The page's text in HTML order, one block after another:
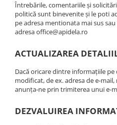
Întrebările, comentariile și
politică sunt binevenite și le poti
pe adresa mentionata mai sus
adresa office@apidela.ro
ACTUALIZAREA
Dacă oricare dintre informațiile pe
modificat, de ex. adresa de e-
anunța-ne prin trimiterea unui e-
DEZVALUIREA